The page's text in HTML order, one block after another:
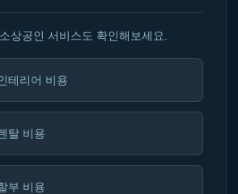
상공인 서비스도 확인해보세요.
테리어 비용
탈 비용
부 비용